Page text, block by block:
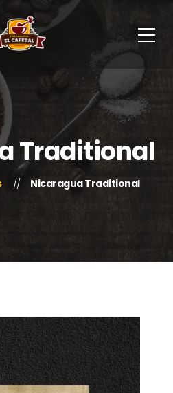
Traditional
Nicaragua Traditional